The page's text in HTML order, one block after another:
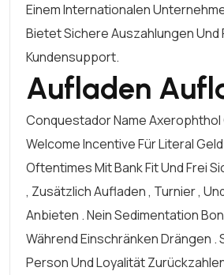
Einem Internationalen
Bietet Sichere Auszahlungen Und
Kundensupport.
Aufladen
Conquestador Name
Welcome Incentive Für Literal
Oftentimes Mit Bank Fit Und Frei
, Zusätzlich Aufladen , Turnier ,
Anbieten . Nein Sedimentation
Während Einschränken Drängen .
Person Und Loyalität